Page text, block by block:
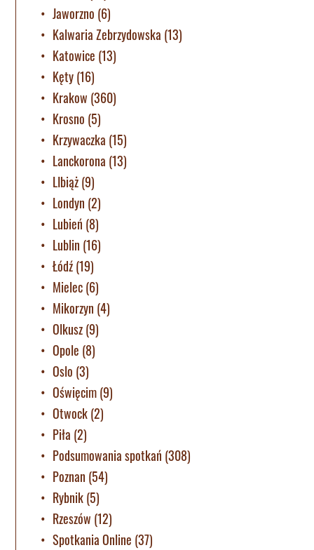
Jaworzno (6)
Kalwaria Zebrzydowska (13)
Katowice (13)
Kęty(16)
Krakow (360)
Krosno (5)
Krzywaczka (15)
Lanckorona (13)
LIbiąż(9)
Londyn (2)
Lubień (8)
Lublin (16)
Łódź(19)
Mielec(6)
Mikorzyn (4)
Olkusz(9)
Opole (8)
Oslo (3)
Oświęcim(9)
Otwock(2)
Piła (2)
Podsumowania spotkań (308)
Poznan (54)
Rybnik(5)
Rzeszów (12)
Spotkania Online (37)